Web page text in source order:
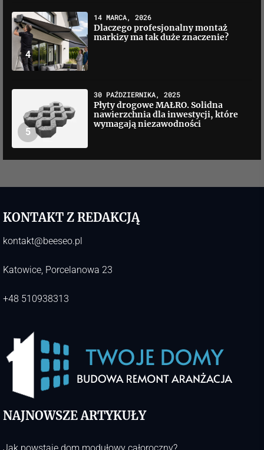
4
14 MARCA, 2026
Dlaczego profesjonalny montaż
markizy ma tak duże znaczenie?
5
30 PAŹDZIERNIKA, 2025
Płyty drogowe MAŁRO. Solidna
nawierzchnia dla inwestycji, które
wymagają niezawodności
KONTAKT Z REDAKCJĄ
kontakt@beeseo.pl
Katowice, Porcelanowa 23
+48 510938313
NAJNOWSZE ARTYKUŁY